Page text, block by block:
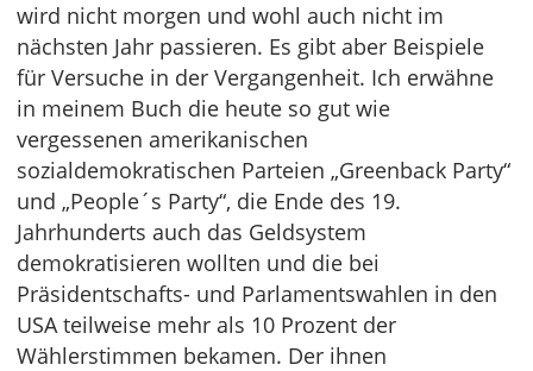
wird nicht morgen und wohl auch nicht im
nächsten Jahr passieren. Es gibt aber Beispiele
für Versuche in der Vergangenheit. Ich erwähne
in meinem Buch die heute so gut wie
vergessenen amerikanischen
sozialdemokratischen Parteien „Greenback Party“
und „People´s Party“, die Ende des 19.
Jahrhunderts auch das Geldsystem
demokratisieren wollten und die bei
Präsidentschafts- und Parlamentswahlen in den
USA teilweise mehr als 10 Prozent der
Wählerstimmen bekamen. Der ihnen